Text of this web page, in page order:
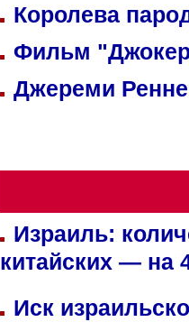
Королева
Фильм
Джереми
Израиль:
китайских — на
Иск